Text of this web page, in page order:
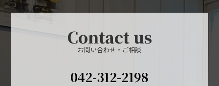
Contact us
お問い合わせ・ご相談
042-312-2198